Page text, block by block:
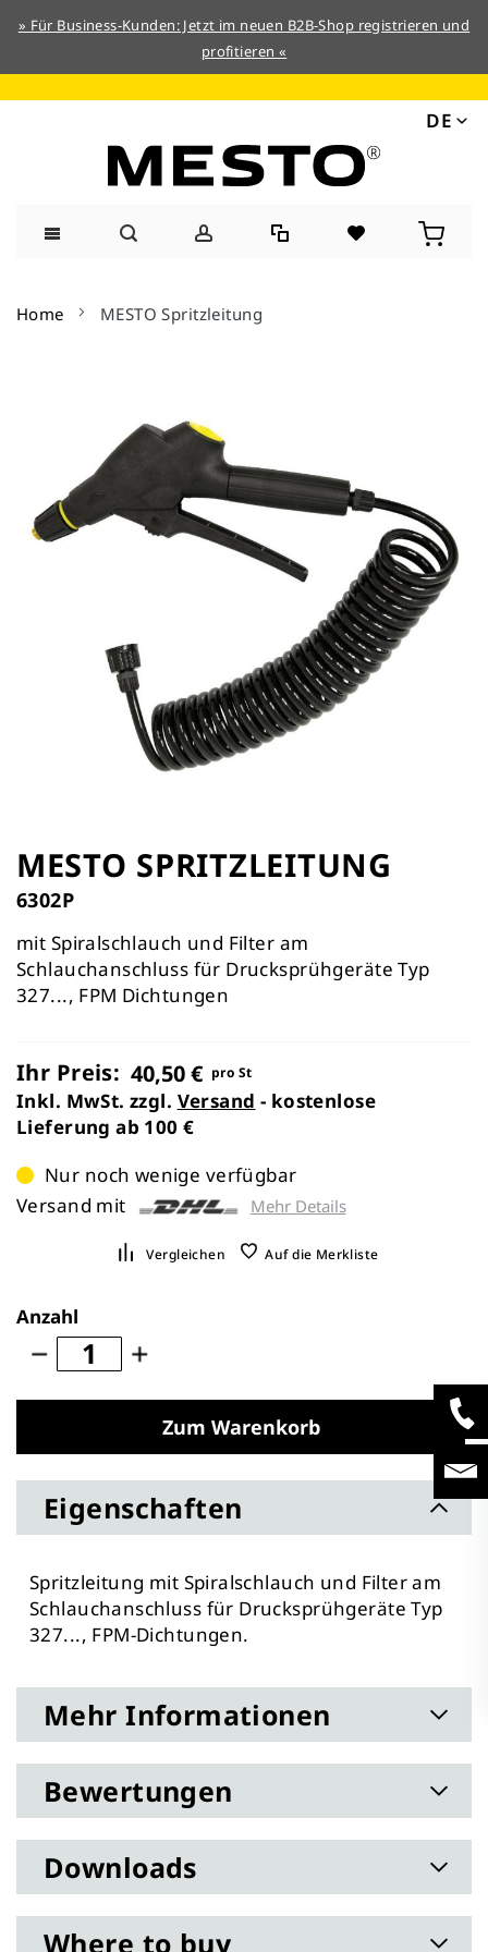
» Für Business-Kunden: Jetzt im neuen B2B-Shop registrieren und
profitieren «
DE
Inhalt
Home MESTO Spritzleitung
Bildergalerie
springen
Anfang
der
Bildergalerie
MESTO SPRITZLEITUNG
6302P
mit Spiralschlauch und Filter am
Schlauchanschluss für Drucksprühgeräte Typ
327..., FPM Dichtungen
Ihr Preis: 40,50 € pro St
Inkl. MwSt. zzgl. Versand - kostenlose
Lieferung ab 100 €
Nur noch wenige verfügbar
Versand mit
Mehr Details
Vergleichen Auf die Merkliste
Anzahl
Zum Warenkorb
Eigenschaften
Spritzleitung mit Spiralschlauch und Filter am
Schlauchanschluss für Drucksprühgeräte Typ
327..., FPM-Dichtungen.
Mehr Informationen
Bewertungen
Downloads
Where to buy